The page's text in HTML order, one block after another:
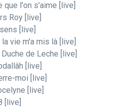
que l'on s'aime [live]
Roy [live]
[live]
la vie m'a mis là [live]
Duche de Leche [live]
[live]
moi [live]
[live]
[live]